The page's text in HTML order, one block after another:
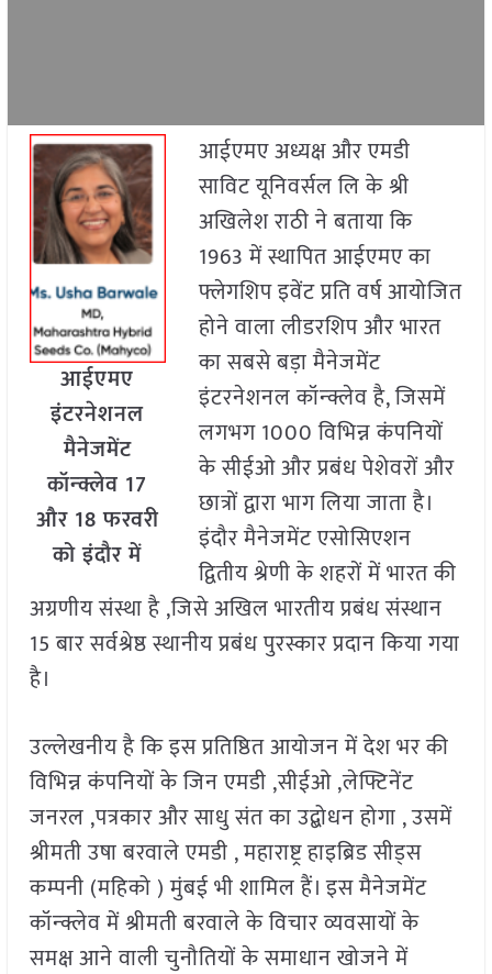
आईएमए
इंटरनेशनल
मैनेजमेंट
कॉन्क्लेव 17
और 18 फरवरी
को इंदौर में
आईएमए अध्यक्ष और एमडी
साविट यूनिवर्सल लि के श्री
अखिलेश राठी ने बताया कि
1963 में स्थापित आईएमए का
फ्लेगशिप इवेंट प्रति वर्ष आयोजित
होने वाला लीडरशिप और भारत
का सबसे बड़ा मैनेजमेंट
इंटरनेशनल कॉन्क्लेव है, जिसमें
लगभग 1000 विभिन्न कंपनियों
के सीईओ और प्रबंध पेशेवरों और
छात्रों द्वारा भाग लिया जाता है।
इंदौर मैनेजमेंट एसोसिएशन
द्वितीय श्रेणी के शहरों में भारत की
अग्रणीय संस्था है ,जिसे अखिल भारतीय प्रबंध संस्थान
15 बार सर्वश्रेष्ठ स्थानीय प्रबंध पुरस्कार प्रदान किया गया
है।
उल्लेखनीय है कि इस प्रतिष्ठित आयोजन में देश भर की
विभिन्न कंपनियों के जिन एमडी ,सीईओ ,लेफ्टिनेंट
जनरल ,पत्रकार और साधु संत का उद्बोधन होगा , उसमें
श्रीमती उषा बरवाले एमडी , महाराष्ट्र हाइब्रिड सीड्स
कम्पनी (महिको ) मुंबई भी शामिल हैं। इस मैनेजमेंट
कॉन्क्लेव में श्रीमती बरवाले के विचार व्यवसायों के
समक्ष आने वाली चुनौतियों के समाधान खोजने में